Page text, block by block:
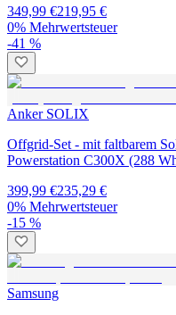
349,99 €219,95 €
0% Mehrwertsteuer
-41 %
Anker SOLIX
Offgrid-Set - mit faltbarem
Powerstation C300X (288
399,99 €235,29 €
0% Mehrwertsteuer
-15 %
Samsung